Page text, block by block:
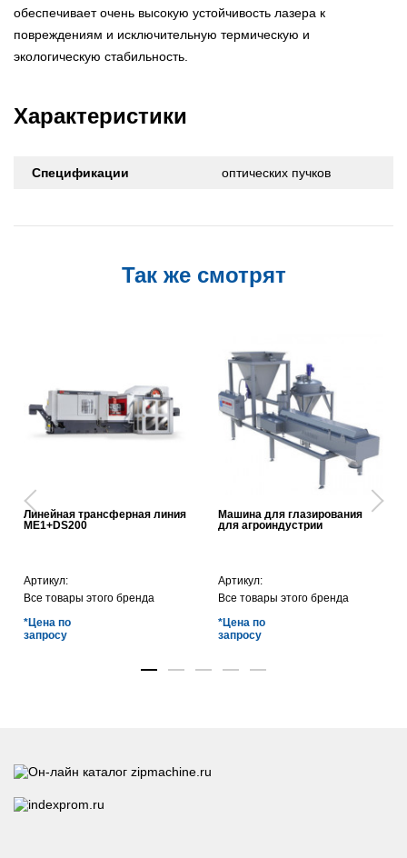
обеспечивает очень высокую устойчивость лазера к
повреждениям и исключительную термическую и
экологическую стабильность.
Характеристики
Спецификации оптических пучков
Так же смотрят
Линейная трансферная линия
ME1+DS200
Артикул:
Все товары этого бренда
*Цена по
запросу
Машина для глазирования
для агроиндустрии
Артикул:
Все товары этого бренда
*Цена по
запросу